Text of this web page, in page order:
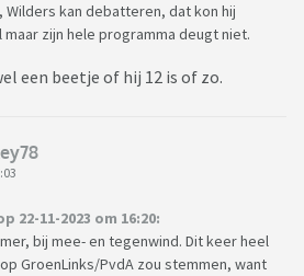
Wilders kan debatteren, dat kon hij
maar zijn hele programma deugt niet.
een beetje of hij 12 is of zo.
22-11-2023 om 16:20:
bij mee- en tegenwind. Dit keer heel
GroenLinks/PvdA zou stemmen, want